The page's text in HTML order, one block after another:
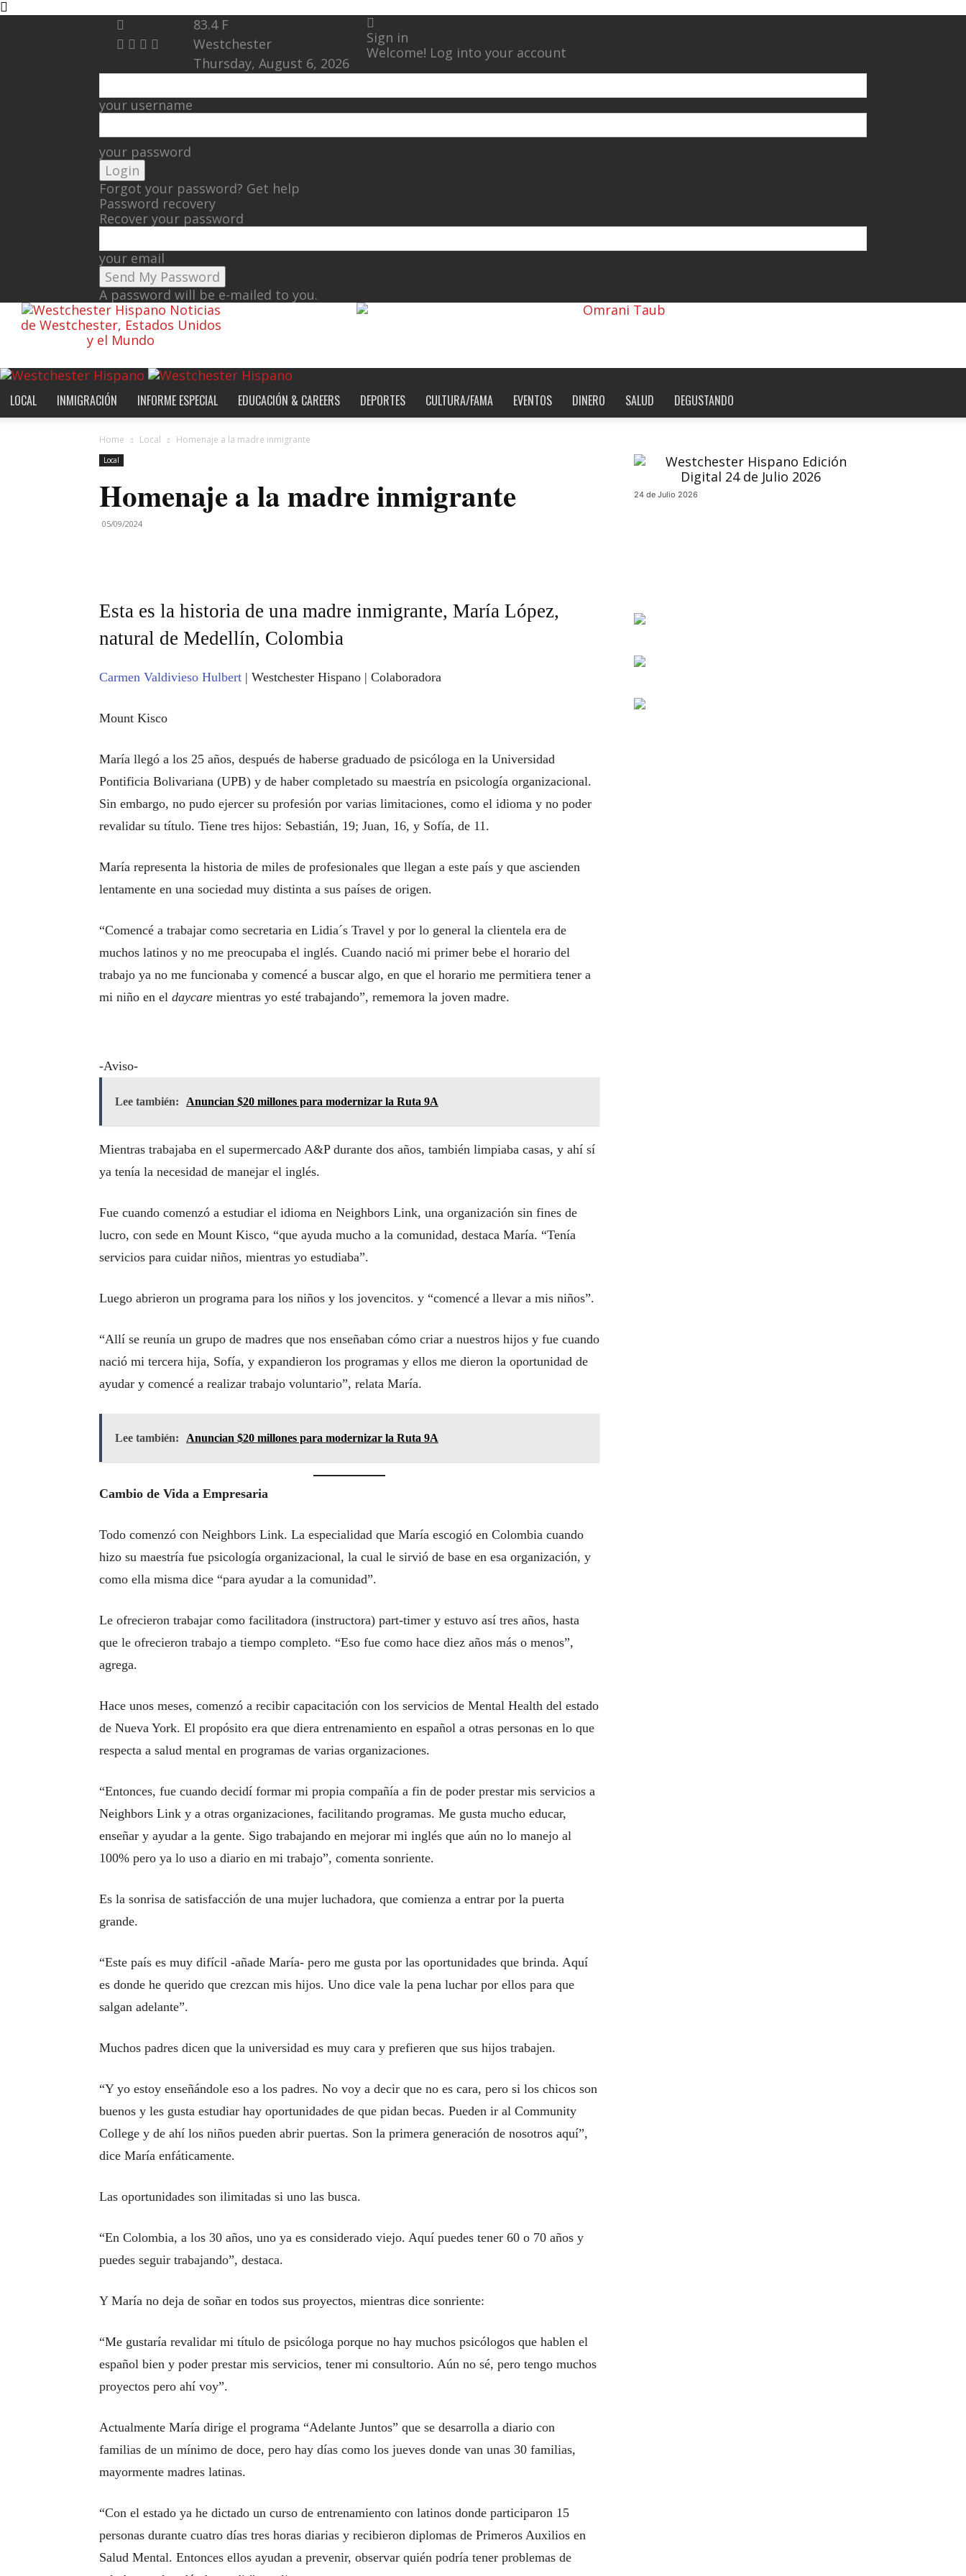
83.4 F
Westchester
Thursday, August 6, 2026
Sign in
Welcome! Log into your account
your username
your password
Forgot your password? Get help
Password recovery
Recover your password
your email
A password will be e-mailed to you.
Noticias
de Westchester, Estados Unidos
y el Mundo
LOCAL INMIGRACIÓN INFORME ESPECIAL EDUCACIÓN & CAREERS DEPORTES CULTURA/FAMA EVENTOS DINERO SALUD DEGUSTANDO
Home Local Homenaje a la madre inmigrante
Local
Homenaje a la madre inmigrante
05/09/2024
Esta es la historia de una madre inmigrante, María López,
natural de Medellín, Colombia
Carmen Valdivieso Hulbert | Westchester Hispano | Colaboradora
Mount Kisco
María llegó a los 25 años, después de haberse graduado de psicóloga en la Universidad
Pontificia Bolivariana (UPB) y de haber completado su maestría en psicología organizacional.
Sin embargo, no pudo ejercer su profesión por varias limitaciones, como el idioma y no poder
revalidar su título. Tiene tres hijos: Sebastián, 19; Juan, 16, y Sofía, de 11.
María representa la historia de miles de profesionales que llegan a este país y que ascienden
lentamente en una sociedad muy distinta a sus países de origen.
“Comencé a trabajar como secretaria en Lidia´s Travel y por lo general la clientela era de
muchos latinos y no me preocupaba el inglés. Cuando nació mi primer bebe el horario del
trabajo ya no me funcionaba y comencé a buscar algo, en que el horario me permitiera tener a
mi niño en el daycare mientras yo esté trabajando”, rememora la joven madre.
-Aviso-
Lee también: Anuncian $20 millones para modernizar la Ruta 9A
Mientras trabajaba en el supermercado A&P durante dos años, también limpiaba casas, y ahí sí
ya tenía la necesidad de manejar el inglés.
Fue cuando comenzó a estudiar el idioma en Neighbors Link, una organización sin fines de
lucro, con sede en Mount Kisco, “que ayuda mucho a la comunidad, destaca María. “Tenía
servicios para cuidar niños, mientras yo estudiaba”.
Luego abrieron un programa para los niños y los jovencitos. y “comencé a llevar a mis niños”.
“Allí se reunía un grupo de madres que nos enseñaban cómo criar a nuestros hijos y fue cuando
nació mi tercera hija, Sofía, y expandieron los programas y ellos me dieron la oportunidad de
ayudar y comencé a realizar trabajo voluntario”, relata María.
Lee también: Anuncian $20 millones para modernizar la Ruta 9A
Cambio de Vida a Empresaria
Todo comenzó con Neighbors Link. La especialidad que María escogió en Colombia cuando
hizo su maestría fue psicología organizacional, la cual le sirvió de base en esa organización, y
como ella misma dice “para ayudar a la comunidad”.
Le ofrecieron trabajar como facilitadora (instructora) part-timer y estuvo así tres años, hasta
que le ofrecieron trabajo a tiempo completo. “Eso fue como hace diez años más o menos”,
agrega.
Hace unos meses, comenzó a recibir capacitación con los servicios de Mental Health del estado
de Nueva York. El propósito era que diera entrenamiento en español a otras personas en lo que
respecta a salud mental en programas de varias organizaciones.
“Entonces, fue cuando decidí formar mi propia compañía a fin de poder prestar mis servicios a
Neighbors Link y a otras organizaciones, facilitando programas. Me gusta mucho educar,
enseñar y ayudar a la gente. Sigo trabajando en mejorar mi inglés que aún no lo manejo al
100% pero ya lo uso a diario en mi trabajo”, comenta sonriente.
Es la sonrisa de satisfacción de una mujer luchadora, que comienza a entrar por la puerta
grande.
“Este país es muy difícil -añade María- pero me gusta por las oportunidades que brinda. Aquí
es donde he querido que crezcan mis hijos. Uno dice vale la pena luchar por ellos para que
salgan adelante”.
Muchos padres dicen que la universidad es muy cara y prefieren que sus hijos trabajen.
“Y yo estoy enseñándole eso a los padres. No voy a decir que no es cara, pero si los chicos son
buenos y les gusta estudiar hay oportunidades de que pidan becas. Pueden ir al Community
College y de ahí los niños pueden abrir puertas. Son la primera generación de nosotros aquí”,
dice María enfáticamente.
Las oportunidades son ilimitadas si uno las busca.
“En Colombia, a los 30 años, uno ya es considerado viejo. Aquí puedes tener 60 o 70 años y
puedes seguir trabajando”, destaca.
Y María no deja de soñar en todos sus proyectos, mientras dice sonriente:
“Me gustaría revalidar mi título de psicóloga porque no hay muchos psicólogos que hablen el
español bien y poder prestar mis servicios, tener mi consultorio. Aún no sé, pero tengo muchos
proyectos pero ahí voy”.
Actualmente María dirige el programa “Adelante Juntos” que se desarrolla a diario con
familias de un mínimo de doce, pero hay días como los jueves donde van unas 30 familias,
mayormente madres latinas.
“Con el estado ya he dictado un curso de entrenamiento con latinos donde participaron 15
personas durante cuatro días tres horas diarias y recibieron diplomas de Primeros Auxilios en
Salud Mental. Entonces ellos ayudan a prevenir, observar quién podría tener problemas de
24 de Julio 2026